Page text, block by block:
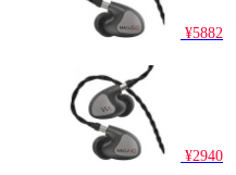
¥5882
¥2940